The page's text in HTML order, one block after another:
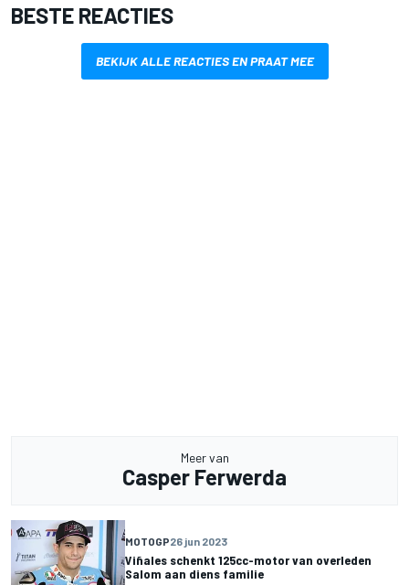
BESTE REACTIES
BEKIJK ALLE REACTIES EN PRAAT MEE
Meer van
Casper Ferwerda
MOTOGP26 jun 2023
Viñales schenkt 125cc-motor van overleden
Salom aan diens familie